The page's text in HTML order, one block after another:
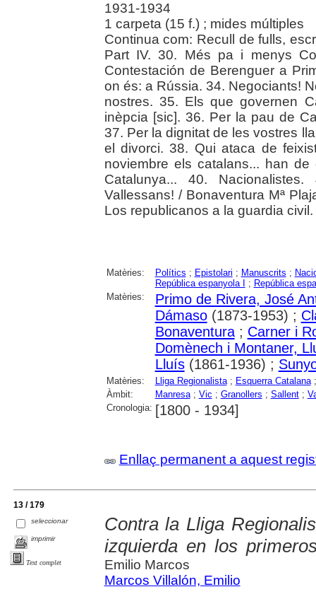
1931-1934
1 carpeta (15 f.) ; mides múltiples
Continua com: Recull de fulls,
Part IV. 30. Més pa i menys
Contestación de Berenguer a
on és: a Rússia. 34. Negociants!
nostres. 35. Els que governen
inèpcia [sic]. 36. Per la pau de
37. Per la dignitat de les vostres
el divorci. 38. Qui ataca de
noviembre els catalans... han
Catalunya... 40.
Vallessans! / Bonaventura Mª
Los republicanos a la guardia civil.
Matèries: Polítics ; Epistolari ; Manuscrits ;
República espanyola I
; República
Matèries:
Primo de Rivera, José
Dámaso(1873-1953) ;
Bonaventura; Carner i
Domènech i Montaner,
Lluís(1861-1936) ;
Matèries: Lliga Regionalista; Esquerra Catalana
Àmbit:
Manresa; Vic ; Granollers ; Sallent;
Cronologia: [1800 - 1934]
Enllaç permanent a aquest
13 / 179
seleccionar
imprimir
Text complet
Contra la Lliga
izquierda en los
Emilio Marcos
Marcos Villalón, Emilio